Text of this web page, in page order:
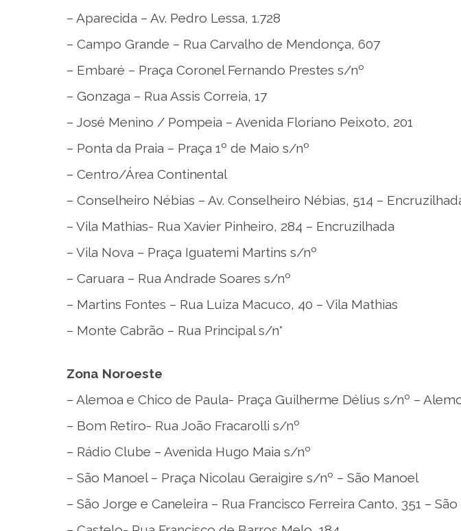
– Aparecida – Av. Pedro Lessa, 1.728
– Campo Grande – Rua Carvalho de Mendonça, 607
– Embaré – Praça Coronel Fernando Prestes s/nº
– Gonzaga – Rua Assis Correia, 17
– José Menino / Pompeia – Avenida Floriano Peixoto, 201
– Ponta da Praia – Praça 1º de Maio s/nº
– Centro/Área Continental
– Conselheiro Nébias – Av. Conselheiro Nébias, 514 –
– Vila Mathias- Rua Xavier Pinheiro, 284 – Encruzilhada
– Vila Nova – Praça Iguatemi Martins s/nº
– Caruara – Rua Andrade Soares s/nº
– Martins Fontes – Rua Luiza Macuco, 40 – Vila Mathias
– Monte Cabrão – Rua Principal s/n°
Zona Noroeste
– Alemoa e Chico de Paula- Praça Guilherme Délius s/nº –
– Bom Retiro- Rua João Fracarolli s/nº
– Rádio Clube – Avenida Hugo Maia s/nº
– São Manoel – Praça Nicolau Geraigire s/nº – São Manoel
– São Jorge e Caneleira – Rua Francisco Ferreira Canto, 351 –